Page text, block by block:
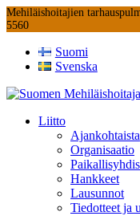
Mehiläishoitajien
5560
Suomi
Svenska
Liitto
Ajankohtaista
Organisaatio
Hankkeet
Lausunnot
Tiedotteet ja